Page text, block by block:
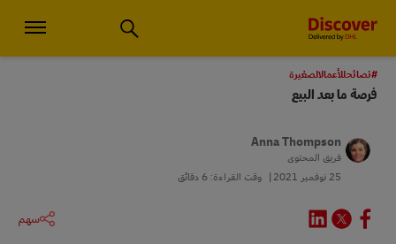
استشارات الأعمال الصغيرة والخدمات اللوجستية العالمية | اكتشف دي
#نصائحللأعمالالصغيرة
فرصة ما بعد البيع
Anna Thompson
فريق المحتوى
25 نوفمبر 2021
وقت القراءة: 6 دقائق
سهم